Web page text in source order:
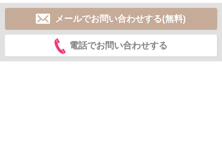
メールでお問い合わせする(無料)
電話でお問い合わせする